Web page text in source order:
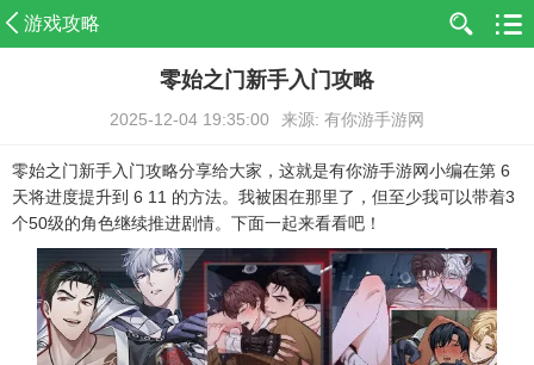
游戏攻略
零始之门新手入门攻略
2025-12-04 19:35:00 来源: 有你游手游网
零始之门新手入门攻略分享给大家，这就是有你游手游网小编在第 6
天将进度提升到 6 11 的方法。我被困在那里了，但至少我可以带着3
个50级的角色继续推进剧情。下面一起来看看吧！